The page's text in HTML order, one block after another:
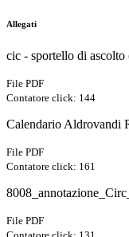
Allegati
cic - sportello di ascolto
File PDF
Contatore click: 144
Calendario Aldrovandi
File PDF
Contatore click: 161
File PDF